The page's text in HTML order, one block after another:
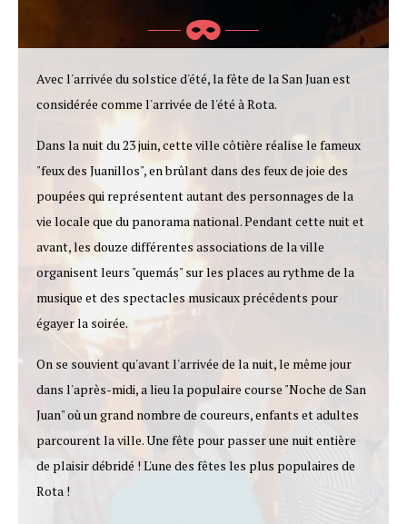
Avec l'arrivée du solstice d'été, la fête de la San Juan est
considérée comme l'arrivée de l'été à Rota.
Dans la nuit du 23 juin, cette ville côtière réalise le fameux
"feux des Juanillos", en brûlant dans des feux de joie des
poupées qui représentent autant des personnages de la
vie locale que du panorama national. Pendant cette nuit et
avant, les douze différentes associations de la ville
organisent leurs "quemás" sur les places au rythme de la
musique et des spectacles musicaux précédents pour
égayer la soirée.
On se souvient qu'avant l'arrivée de la nuit, le même jour
dans l'après-midi, a lieu la populaire course "Noche de San
Juan" où un grand nombre de coureurs, enfants et adultes
parcourent la ville. Une fête pour passer une nuit entière
de plaisir débridé ! L'une des fêtes les plus populaires de
Rota !